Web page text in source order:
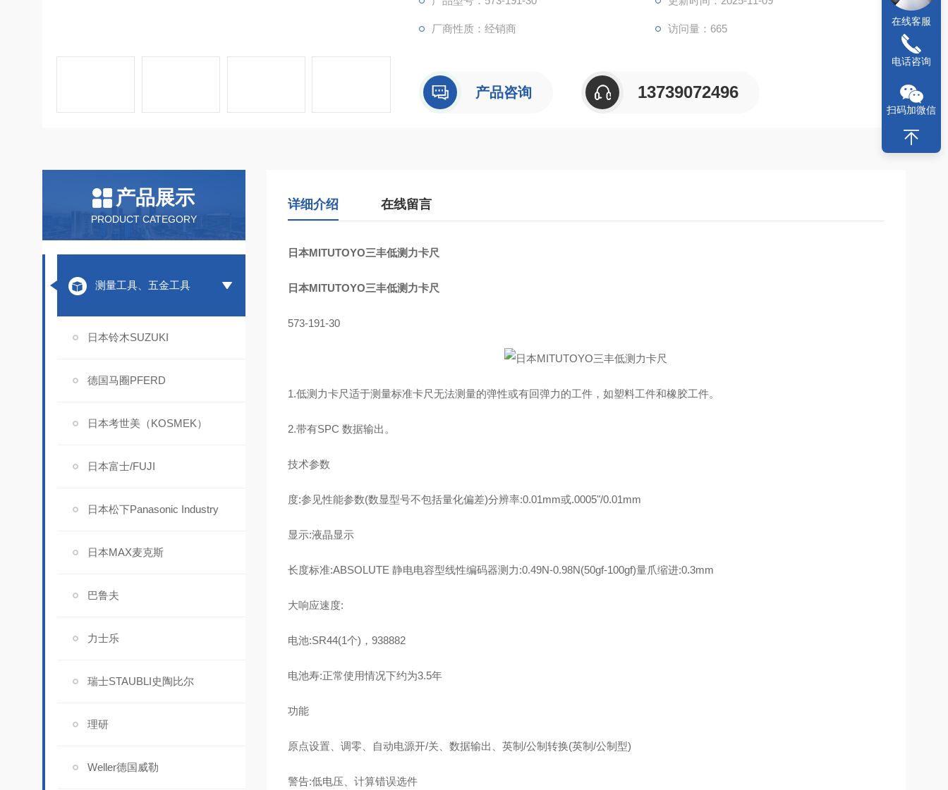
厂商性质：经销商 访问量：665
产品咨询 13739072496
产品展示
PRODUCT CATEGORY
测量工具、五金工具
日本铃木SUZUKI
德国马圈PFERD
日本考世美（KOSMEK）
日本富士/FUJI
日本松下Panasonic Industry
日本MAX麦克斯
巴鲁夫
力士乐
瑞士STAUBLI史陶比尔
理研
Weller德国威勒
详细介绍 在线留言
日本MITUTOYO三丰低测力卡尺
日本MITUTOYO三丰低测力卡尺
573-191-30
1.低测力卡尺适于测量标准卡尺无法测量的弹性或有回弹力的工件，如塑料工件和橡胶工件。
2.带有SPC 数据输出。
技术参数
度:参见性能参数(数显型号不包括量化偏差)分辨率:0.01mm或.0005"/0.01mm
显示:液晶显示
长度标准:ABSOLUTE 静电电容型线性编码器测力:0.49N-0.98N(50gf-100gf)量爪缩进:0.3mm
大响应速度:
电池:SR44(1个)，938882
电池寿:正常使用情况下约为3.5年
功能
原点设置、调零、自动电源开/关、数据输出、英制/公制转换(英制/公制型)
警告:低电压、计算错误选件
在线客服
电话咨询
扫码加微信